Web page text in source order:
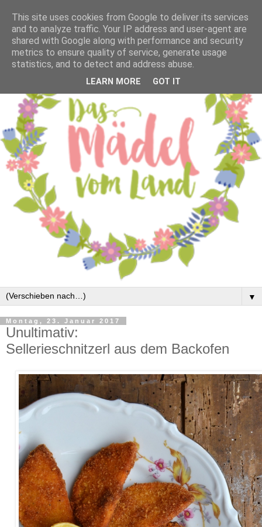
▼
Montag, 23. Januar 2017
Unultimativ:
Sellerieschnitzerl aus dem Backofen
This site uses cookies from Google to deliver its services
and to analyze traffic. Your IP address and user-agent are
shared with Google along with performance and security
metrics to ensure quality of service, generate usage
statistics, and to detect and address abuse.
LEARN MORE GOT IT